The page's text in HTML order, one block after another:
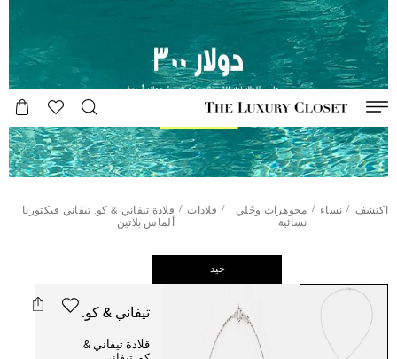
اكتشف / نساء / مجوهرات وحُلي
نسائية
/ قلادات / قلادة تيفاني & كو. تيفاني فيكتوريا
ألماس بلاتين
جيد
تيفاني & كو.
قلادة تيفاني &